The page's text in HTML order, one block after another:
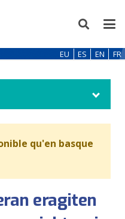
EU ES EN FR
qu'en basque
eragiten